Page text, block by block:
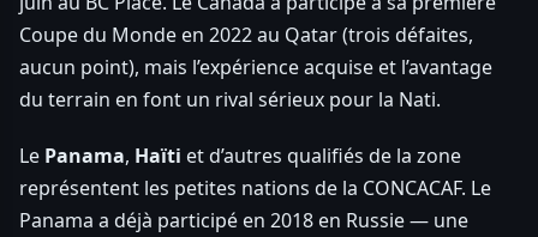
Coupe du Monde en 2022 au Qatar (trois défaites,
aucun point), mais l’expérience acquise et l’avantage
du terrain en font un rival sérieux pour la Nati.
Le Panama, Haïti et d’autres qualifiés de la zone
représentent les petites nations de la CONCACAF. Le
Panama a déjà participé en 2018 en Russie — une